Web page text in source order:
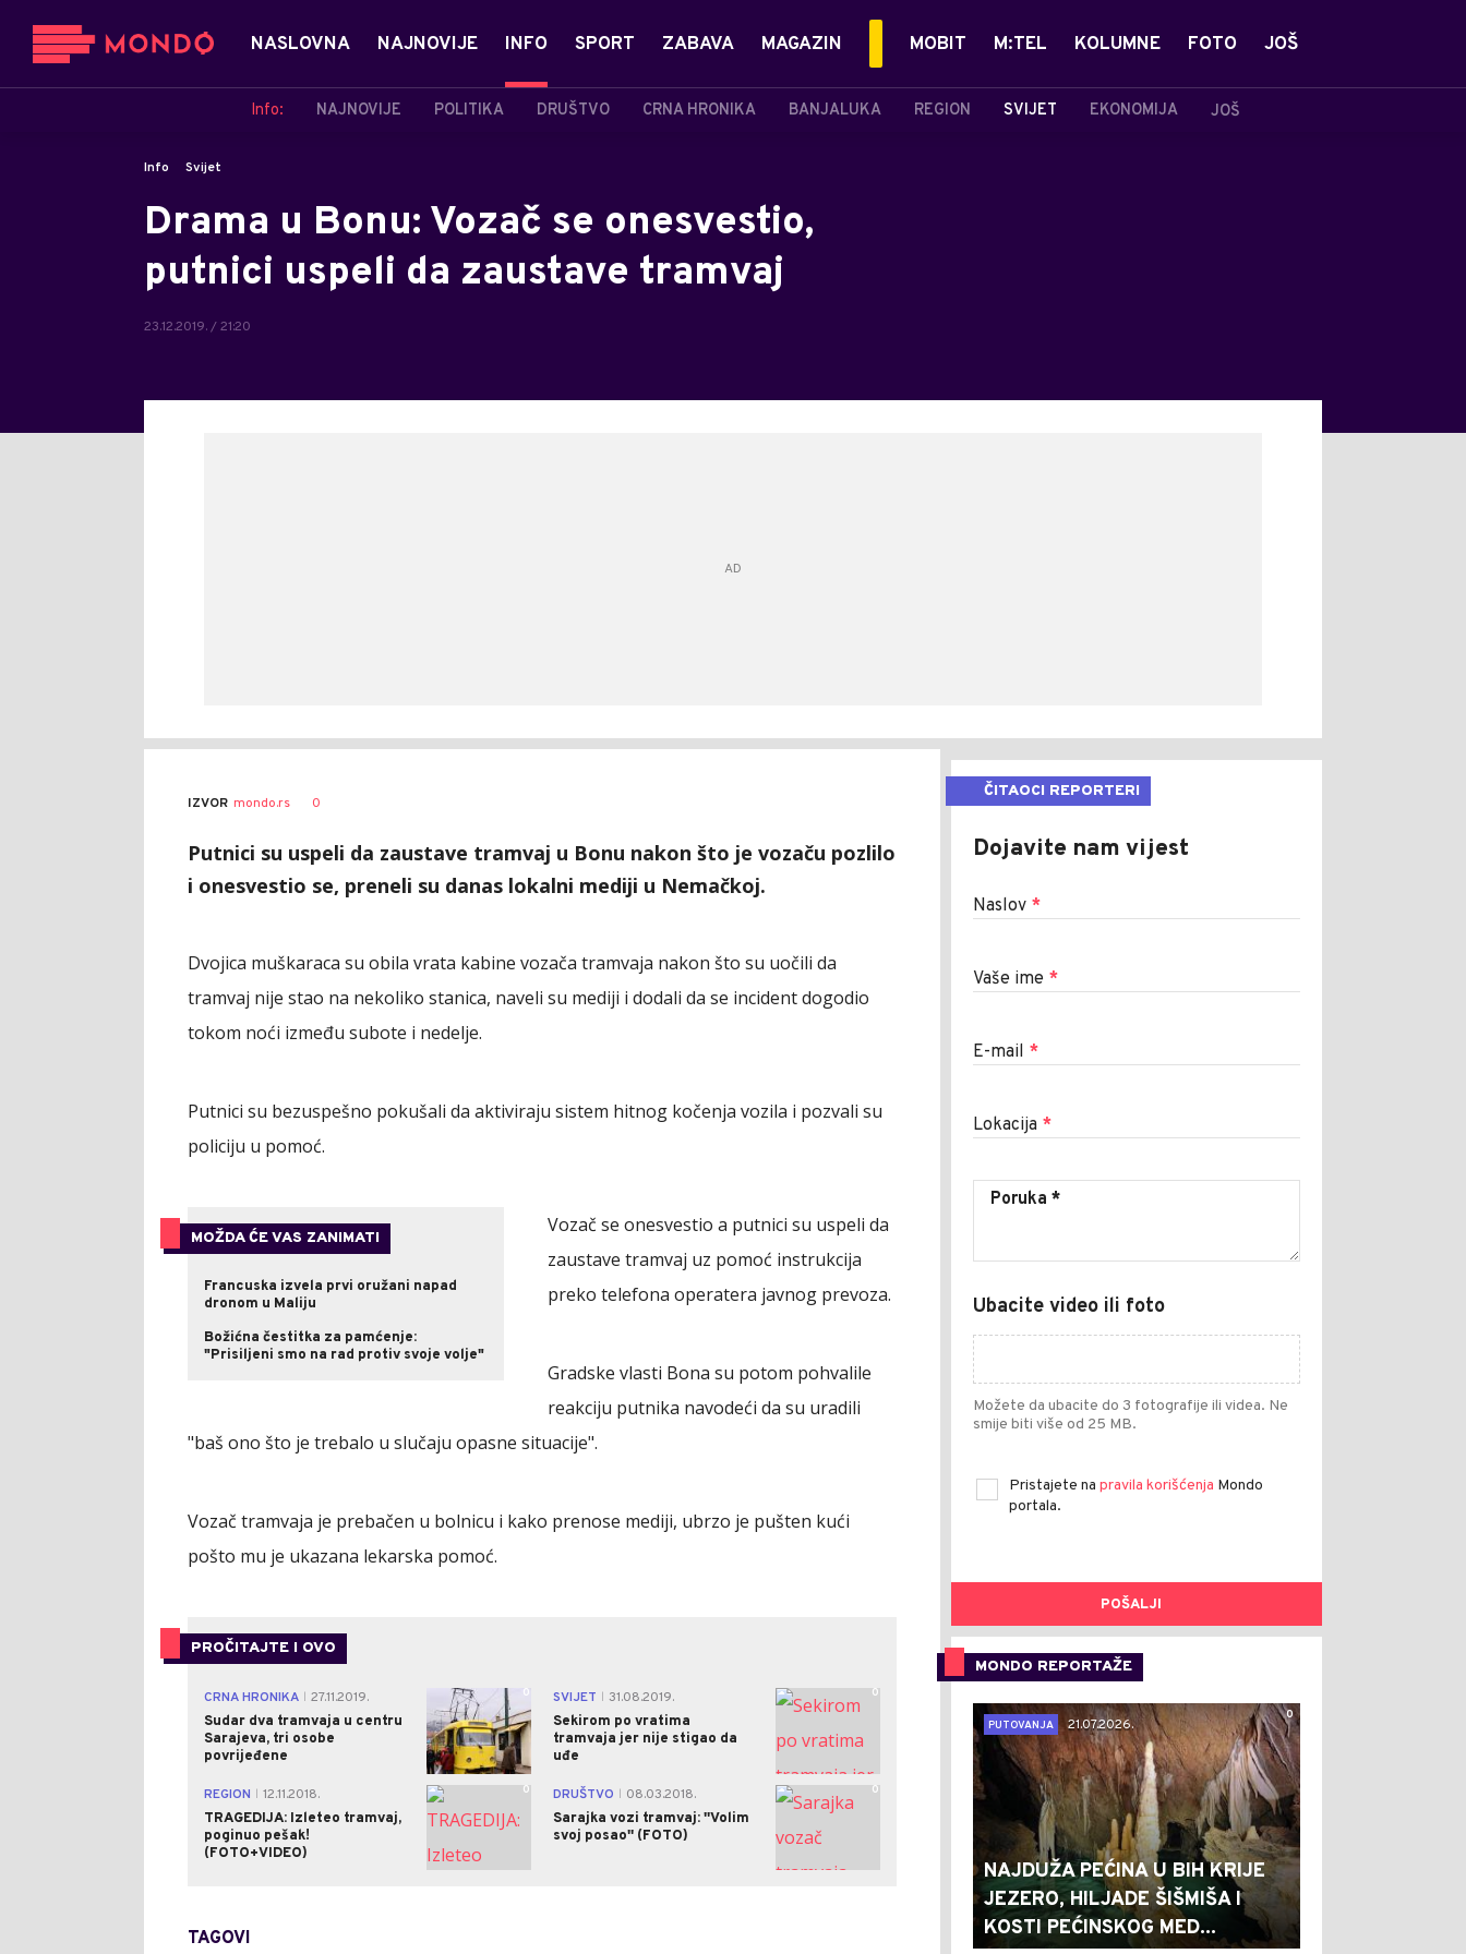
NASLOVNA NAJNOVIJE INFO
Info: NAJNOVIJE POLITIKA DRUŠTVO CRNA HRONIKA BANJALUKA REGION SVIJET EKONOMIJA JOŠ
SPORT ZABAVA MAGAZIN MOBIT M:TEL KOLUMNE FOTO JOŠ
Info Svijet
Drama u Bonu: Vozač se onesvestio,
putnici uspeli da zaustave tramvaj
23.12.2019. / 21:20
AUTOR Beta
IZVOR mondo.rs 0
Putnici su uspeli da zaustave tramvaj u Bonu nakon što je vozaču pozlilo
i onesvestio se, preneli su danas lokalni mediji u Nemačkoj.
Dvojica muškaraca su obila vrata kabine vozača tramvaja nakon što su uočili da
tramvaj nije stao na nekoliko stanica, naveli su mediji i dodali da se incident dogodio
tokom noći između subote i nedelje.
Putnici su bezuspešno pokušali da aktiviraju sistem hitnog kočenja vozila i pozvali su
policiju u pomoć.
MOŽDA ĆE VAS ZANIMATI
Francuska izvela prvi oružani napad
dronom u Maliju
Božićna čestitka za pamćenje:
"Prisiljeni smo na rad protiv svoje volje"
Vozač se onesvestio a putnici su uspeli da
zaustave tramvaj uz pomoć instrukcija
preko telefona operatera javnog prevoza.
Gradske vlasti Bona su potom pohvalile
reakciju putnika navodeći da su uradili
"baš ono što je trebalo u slučaju opasne situacije".
Vozač tramvaja je prebačen u bolnicu i kako prenose mediji, ubrzo je pušten kući
pošto mu je ukazana lekarska pomoć.
PROČITAJTE I OVO
CRNA HRONIKA
27.11.2019.
Sudar dva tramvaja u centru
Sarajeva, tri osobe
povrijeđene
0 SVIJET
31.08.2019.
Sekirom po vratima
tramvaja jer nije stigao da
uđe
0
REGION
12.11.2018.
TRAGEDIJA: Izleteo tramvaj,
poginuo pešak!
(FOTO+VIDEO)
0 DRUŠTVO
08.03.2018.
Sarajka vozi tramvaj: ''Volim
svoj posao'' (FOTO)
0
TAGOVI
ČITAOCI REPORTERI
Dojavite nam vijest
Naslov *
Vaše ime *
E-mail *
Lokacija *
Ubacite video ili foto
Možete da ubacite do 3 fotografije ili videa. Ne
smije biti više od 25 MB.
Pristajete na pravila korišćenja Mondo
portala.
POŠALJI
MONDO REPORTAŽE
0
PUTOVANJA
21.07.2026.
NAJDUŽA PEĆINA U BIH KRIJE
JEZERO, HILJADE ŠIŠMIŠA I
KOSTI PEĆINSKOG MED...